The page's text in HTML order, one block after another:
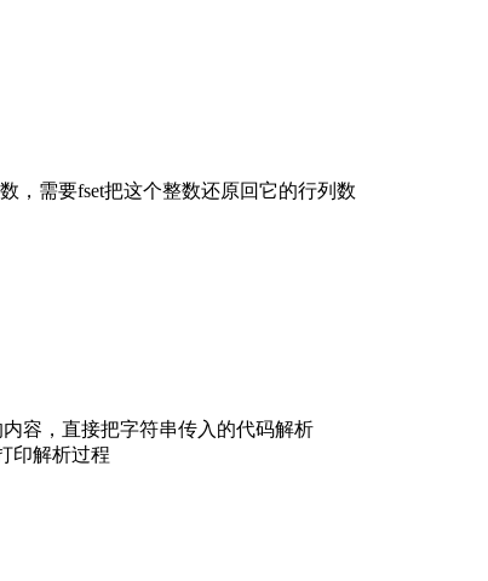
，需要fset把这个整数还原回它的行列数
容，直接把字符串传入的代码解析
印解析过程